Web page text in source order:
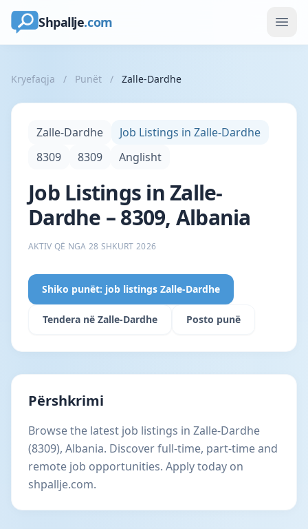
Shpallje.com
Kryefaqja / Punët / Zalle-Dardhe
Zalle-Dardhe
Job Listings in Zalle-Dardhe
8309
8309 Anglisht
Job Listings in Zalle-
Dardhe – 8309, Albania
AKTIV QË NGA 28 SHKURT 2026
Shiko punët: job listings Zalle-Dardhe
Tendera në Zalle-Dardhe Posto punë
Përshkrimi
Browse the latest job listings in Zalle-Dardhe
(8309), Albania. Discover full-time, part-time and
remote job opportunities. Apply today on
shpallje.com.